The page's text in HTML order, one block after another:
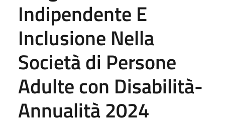
Indipendente E
Inclusione Nella
Società di Persone
Adulte con Disabilità-
Annualità 2024